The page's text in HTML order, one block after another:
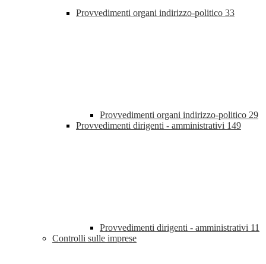
Provvedimenti organi indirizzo-politico 33
Provvedimenti organi indirizzo-politico 29
Provvedimenti dirigenti - amministrativi 149
Provvedimenti dirigenti - amministrativi 11
Controlli sulle imprese